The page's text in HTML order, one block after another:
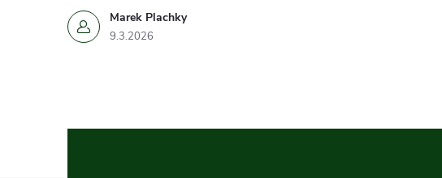
Marek Plachky
9.3.2026